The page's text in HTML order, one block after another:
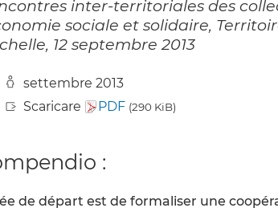
inter-territoriales des
sociale et solidaire,
12 septembre 2013
settembre 2013
Scaricare
PDF (290 KiB)
:
de départ est de formaliser une